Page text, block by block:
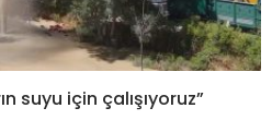
suyu için çalışıyoruz”